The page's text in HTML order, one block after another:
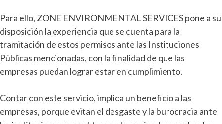
Para ello, ZONE ENVIRONMENTAL SERVICES pone a su
disposición la experiencia que se cuenta para la
tramitación de estos permisos ante las Instituciones
Públicas mencionadas, con la finalidad de que las
empresas puedan lograr estar en cumplimiento.
Contar con este servicio, implica un beneficio a las
empresas, porque evitan el desgaste y la burocracia ante